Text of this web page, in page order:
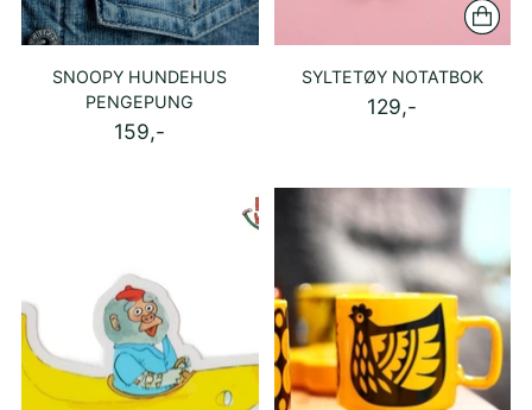
SNOOPY HUNDEHUS
PENGEPUNG
159,-
SYLTETØY NOTATBOK
129,-